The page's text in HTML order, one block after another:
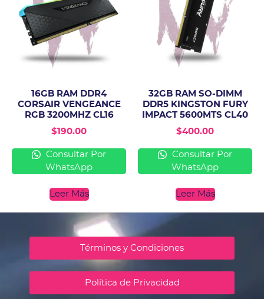
16GB RAM DDR4
CORSAIR VENGEANCE
RGB 3200MHZ CL16
$190.00
Consultar Por
WhatsApp
Leer Más
32GB RAM SO-DIMM
DDR5 KINGSTON FURY
IMPACT 5600MTS CL40
$400.00
Consultar Por
WhatsApp
Leer Más
Términos y Condiciones
Política de Privacidad